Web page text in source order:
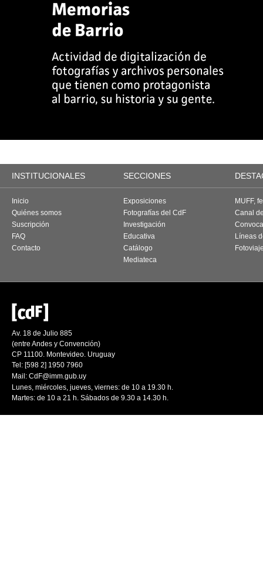
INSTITUCIONALES SECCIONES
Inicio
Quiénes somos
Suscripción
FAQ
Contacto
Exposiciones
Fotografías del CdF
Investigación
Educativa
Catálogo
Mediateca
MUFF,
Canal
Líneas
Av. 18 de Julio 885
(entre Andes y Convención)
CP 11100. Montevideo. Uruguay
Tel: [598 2] 1950 7960
Mail: CdF@imm.gub.uy
Lunes, miércoles, jueves, viernes: de 10 a 19.30 h.
Martes: de 10 a 21 h. Sábados de 9.30 a 14.30 h.